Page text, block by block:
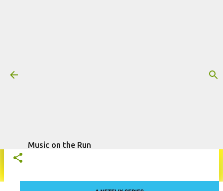
Music on the Run
Trilha sonora: Dente-de-Leão, por